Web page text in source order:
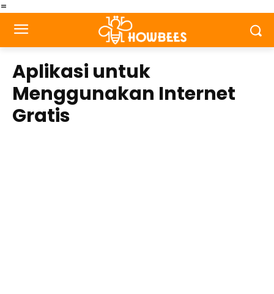
=
Aplikasi untuk
Menggunakan Internet
Gratis